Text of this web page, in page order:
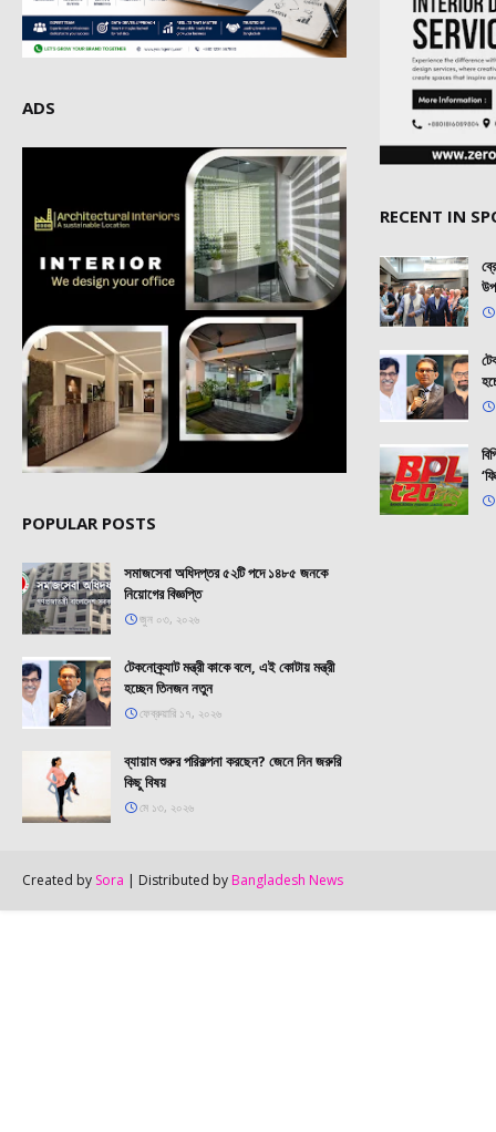
ADS
POPULAR POSTS
সমাজসেবা অধিদপ্তর ৫২টি পদে ১৪৮৫ জনকে
নিয়োগের বিজ্ঞপ্তি
জুন ০৩, ২০২৬
টেকনোক্র্যাট মন্ত্রী কাকে বলে, এই কোটায় মন্ত্রী
হচ্ছেন তিনজন নতুন
ফেব্রুয়ারি ১৭, ২০২৬
ব্যায়াম শুরুর পরিকল্পনা করছেন? জেনে নিন জরুরি
কিছু বিষয়
মে ১৩, ২০২৬
RECENT IN
Created by Sora | Distributed by Bangladesh News